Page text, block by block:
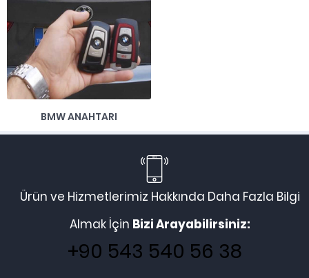
BMW ANAHTARI
Ürün ve Hizmetlerimiz Hakkında Daha Fazla Bilgi
Almak İçin Bizi Arayabilirsiniz:
+90 543 540 56 38